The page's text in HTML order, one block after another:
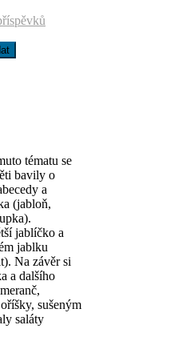
tématu se
bavily o
a
(jabloň,
jablíčko a
jablku
Na závěr si
a dalšího
sušeným
saláty